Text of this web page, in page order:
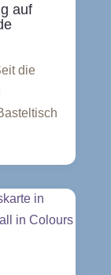
auf
die